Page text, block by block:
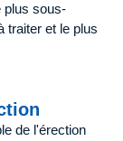
plus sous-
traiter et le plus
de l'érection